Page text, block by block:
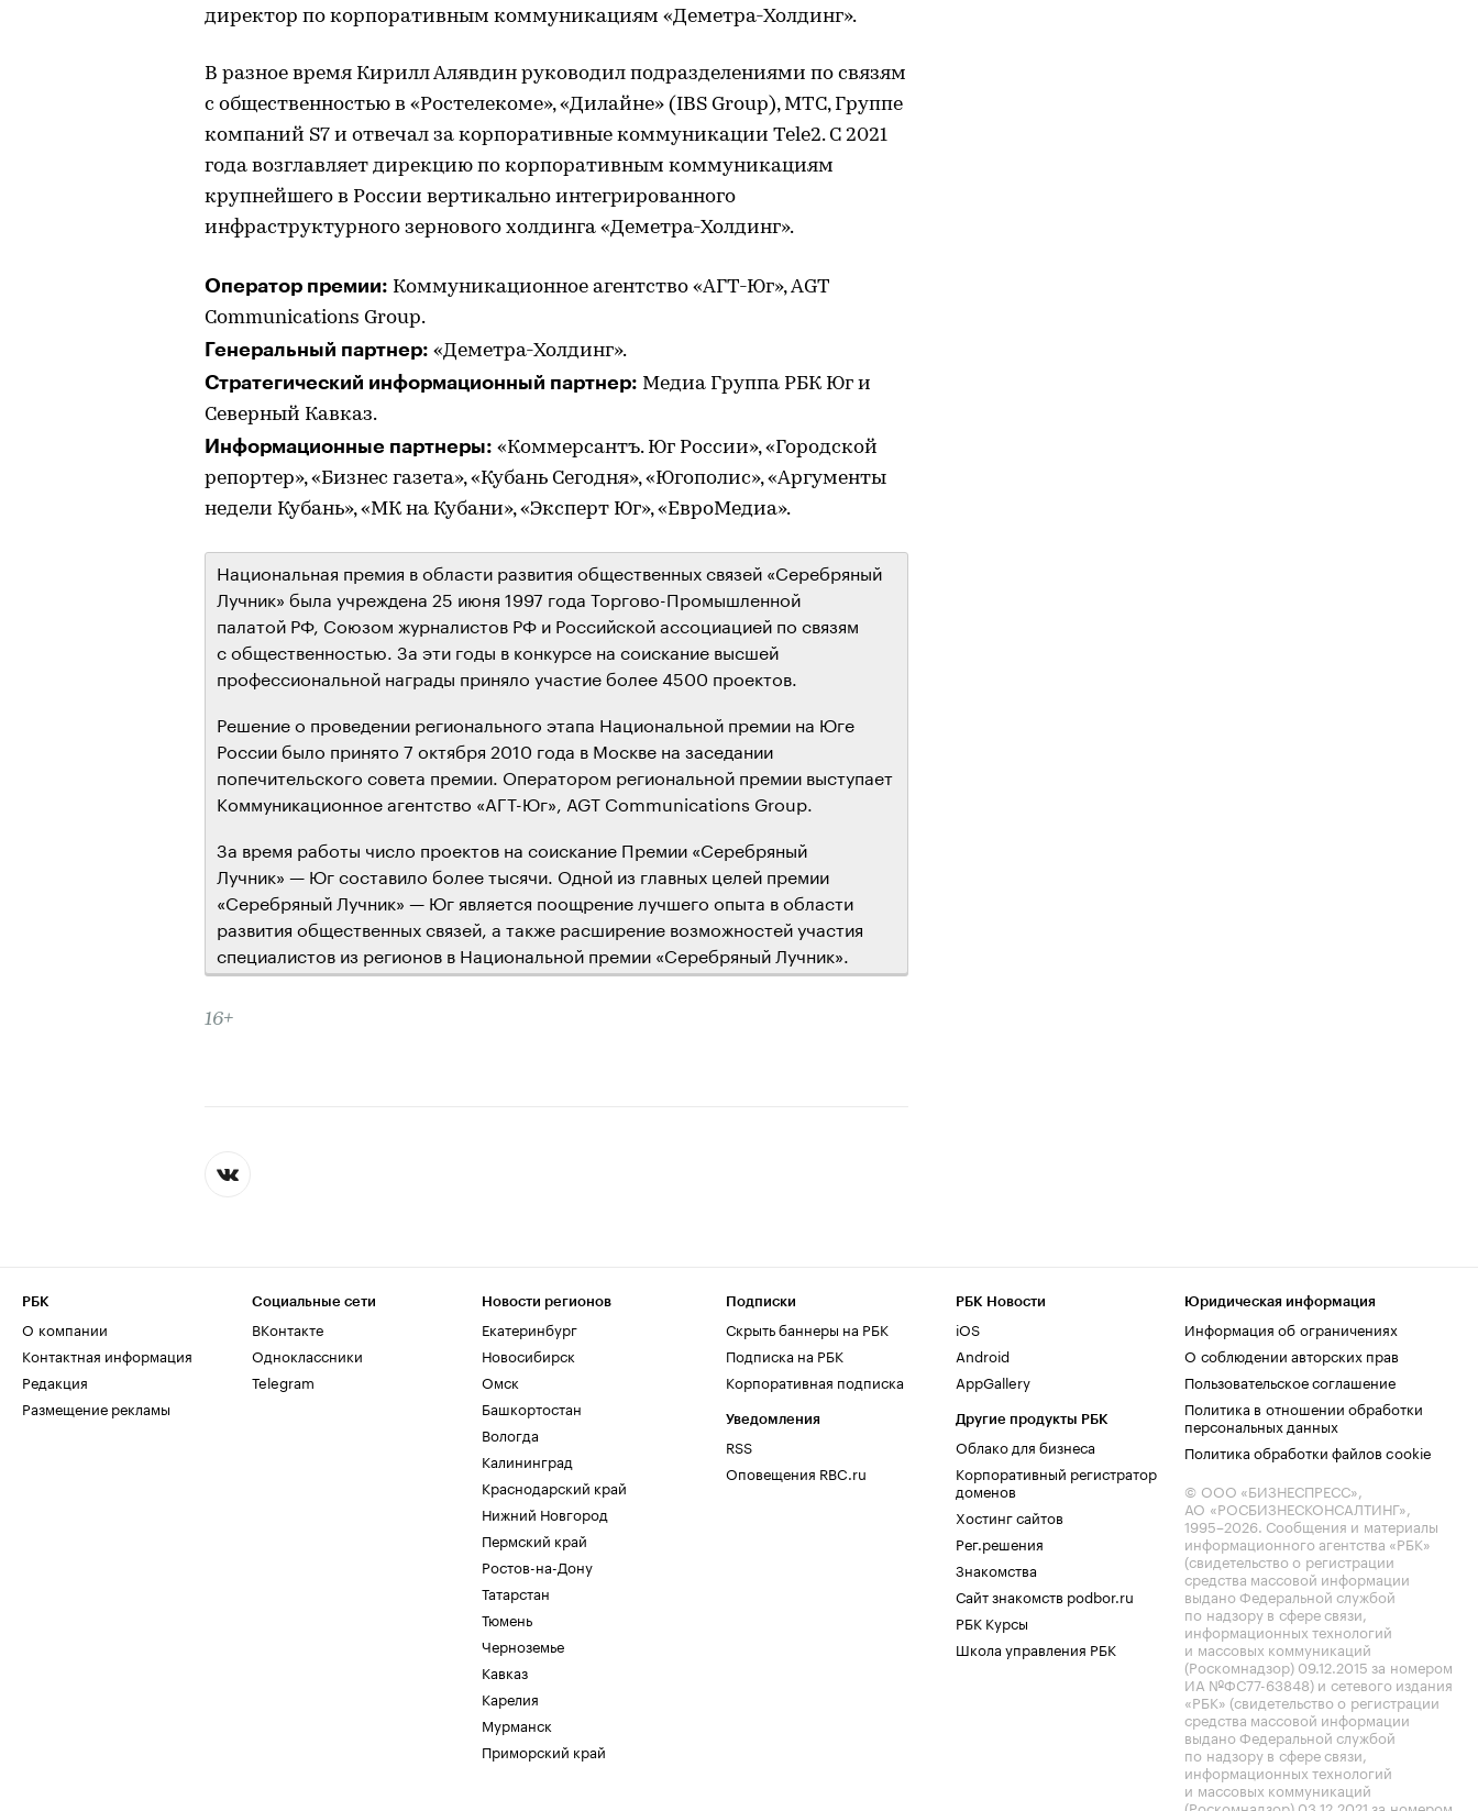
директор по корпоративным коммуникациям «Деметра-Холдинг».
В разное время Кирилл Алявдин руководил подразделениями по связям
с общественностью в «Ростелекоме», «Дилайне» (IBS Group), МТС, Группе
компаний S7 и отвечал за корпоративные коммуникации Tele2. С 2021
года возглавляет дирекцию по корпоративным коммуникациям
крупнейшего в России вертикально интегрированного
инфраструктурного зернового холдинга «Деметра-Холдинг».
Оператор премии: Коммуникационное агентство «АГТ-Юг», AGT
Communications Group.
Генеральный партнер: «Деметра-Холдинг».
Стратегический информационный партнер: Медиа Группа РБК Юг и
Северный Кавказ.
Информационные партнеры: «Коммерсантъ. Юг России», «Городской
репортер», «Бизнес газета», «Кубань Сегодня», «Югополис», «Аргументы
недели Кубань», «МК на Кубани», «Эксперт Юг», «ЕвроМедиа».
Национальная премия в области развития общественных связей «Серебряный
Лучник» была учреждена 25 июня 1997 года Торгово-Промышленной
палатой РФ, Союзом журналистов РФ и Российской ассоциацией по связям
с общественностью. За эти годы в конкурсе на соискание высшей
профессиональной награды приняло участие более 4500 проектов.
Решение о проведении регионального этапа Национальной премии на Юге
России было принято 7 октября 2010 года в Москве на заседании
попечительского совета премии. Оператором региональной премии выступает
Коммуникационное агентство «АГТ-Юг», AGT Communications Group.
За время работы число проектов на соискание Премии «Серебряный
Лучник» — Юг составило более тысячи. Одной из главных целей премии
«Серебряный Лучник» — Юг является поощрение лучшего опыта в области
развития общественных связей, а также расширение возможностей участия
специалистов из регионов в Национальной премии «Серебряный Лучник».
16+
РБК
О компании
Контактная информация
Редакция
Размещение рекламы
Социальные сети
ВКонтакте
Одноклассники
Telegram
Новости регионов
Екатеринбург
Новосибирск
Омск
Башкортостан
Вологда
Калининград
Краснодарский край
Нижний Новгород
Пермский край
Ростов-на-Дону
Татарстан
Тюмень
Черноземье
Кавказ
Карелия
Мурманск
Приморский край
Подписки
Скрыть баннеры на РБК
Подписка на РБК
Корпоративная подписка
Уведомления
RSS
Оповещения RBC.ru
РБК Новости
iOS
Android
AppGallery
Другие продукты РБК
Облако для бизнеса
Корпоративный регистратор
доменов
Хостинг сайтов
Рег.решения
Знакомства
Сайт знакомств podbor.ru
РБК Курсы
Школа управления РБК
Юридическая информация
Информация об ограничениях
О соблюдении авторских прав
Пользовательское соглашение
Политика в отношении обработки
персональных данных
Политика обработки файлов cookie
© ООО «БИЗНЕСПРЕСС»,
АО «РОСБИЗНЕСКОНСАЛТИНГ»,
1995–2026. Сообщения и материалы
информационного агентства «РБК»
(свидетельство о регистрации
средства массовой информации
выдано Федеральной службой
по надзору в сфере связи,
информационных технологий
и массовых коммуникаций
(Роскомнадзор) 09.12.2015 за номером
ИА №ФС77-63848) и сетевого издания
«РБК» (свидетельство о регистрации
средства массовой информации
выдано Федеральной службой
по надзору в сфере связи,
информационных технологий
и массовых коммуникаций
(Роскомнадзор) 03.12.2021 за номером